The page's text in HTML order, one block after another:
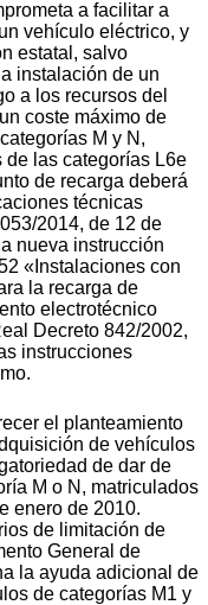
a facilitar a
vehículo eléctrico, y
estatal, salvo
instalación de un
a los recursos del
coste máximo de
M y N,
de las categorías L6e
de recarga deberá
técnicas
2014, de 12 de
nueva instrucción
«Instalaciones con
la recarga de
electrotécnico
Decreto 842/2002,
instrucciones
el planteamiento
de vehículos
de dar de
M o N, matriculados
enero de 2010.
de limitación de
General de
la ayuda adicional de
de categorías M1 y